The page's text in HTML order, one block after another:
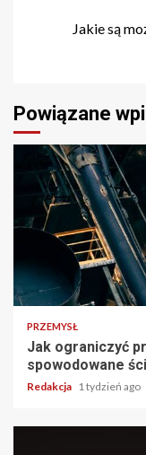
Jakie są
Powiązane
PRZEMYSŁ
Jak ograniczyć
spowodowane
Redakcja 1 tydzień ago